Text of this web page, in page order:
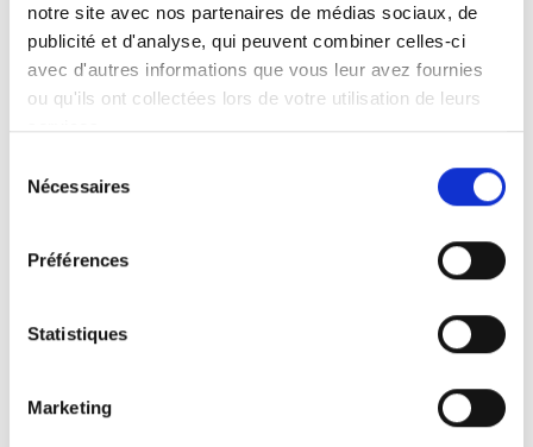
notre site avec nos partenaires de médias sociaux, de
publicité et d'analyse, qui peuvent combiner celles-ci
avec d'autres informations que vous leur avez fournies
ou qu'ils ont collectées lors de votre utilisation de leurs
services.
Nécessaires
Préférences
Statistiques
Marketing
De la cuisine moderne à la cuisine plus
traditionnelle, nous concevons et installons des
matériaux, finitions soignées : chaque réalisation
est pensée pour allier esthétique et fonctionnalité.